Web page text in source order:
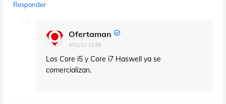
Responder
Ofertaman
4/11/13 21:58
Los Core i5 y Core i7 Haswell ya se
comercializan.